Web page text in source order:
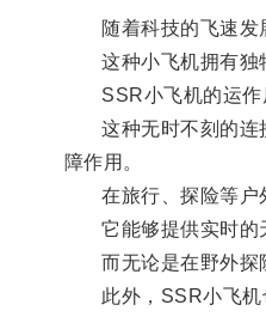
随着科技的飞速发展
这种小飞机拥有独特
SSR小飞机的运作原
这种无时不刻的连接
障作用。
在旅行、探险等户外
它能够提供实时的天
而无论是在野外探险
此外，SSR小飞机